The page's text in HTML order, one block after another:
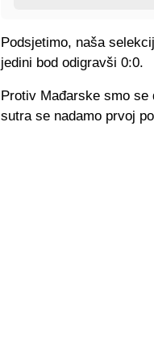
Podsjetimo, naša
jedini bod odigravši 0:0.
Protiv Mađarske smo
sutra se nadamo prvoj